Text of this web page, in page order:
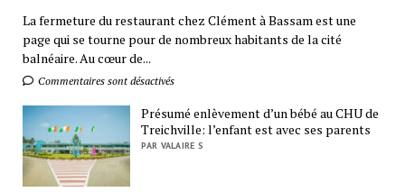
La fermeture du restaurant chez Clément à Bassam est une
page qui se tourne pour de nombreux habitants de la cité
balnéaire. Au cœur de...
Commentaires sont désactivés
Présumé enlèvement d’un bébé au CHU de
Treichville: l’enfant est avec ses parents
PAR VALAIRE S